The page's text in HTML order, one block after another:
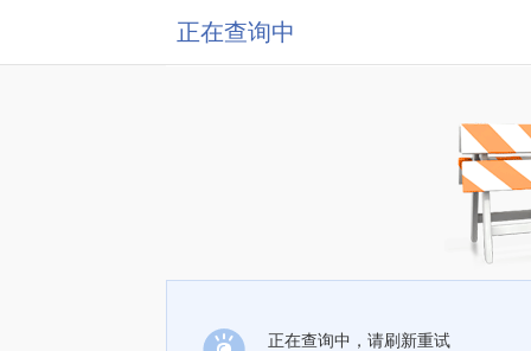
正在查询中
正在查询中，请刷新重试